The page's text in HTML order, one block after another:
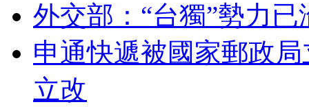
外交部：“台獨”勢力
申通快遞被國家郵政
立改